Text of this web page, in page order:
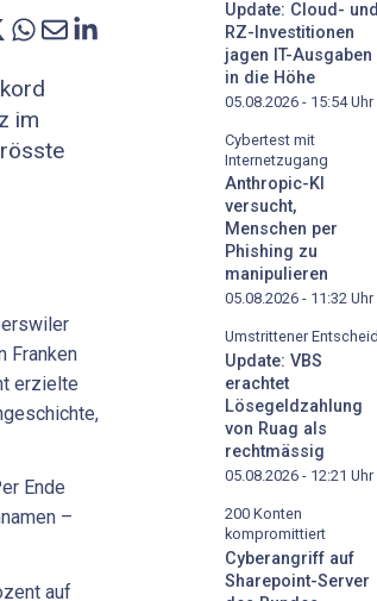
im
Franken
erzielte
Ende
–
auf
Update: Cloud-
RZ-Investitionen
jagen IT-Ausgaben
in die Höhe
05.08.2026 - 15:54Uhr
Cybertest mit
Internetzugang
Anthropic-KI
versucht,
Menschen per
Phishing zu
manipulieren
05.08.2026 - 11:32 Uhr
Umstrittener
Update: VBS
erachtet
Lösegeldzahlung
von Ruag als
rechtmässig
05.08.2026 - 12:21 Uhr
200 Konten
kompromittiert
Cyberangriff auf
Sharepoint-Server